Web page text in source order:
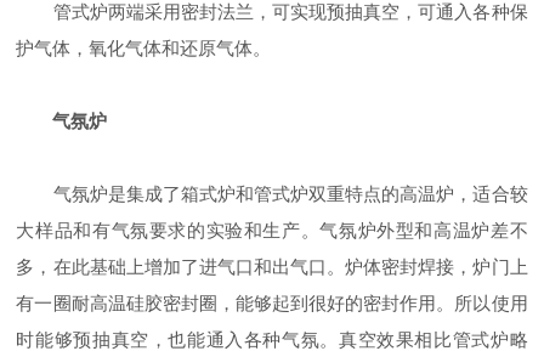
管式炉两端采用密封法兰，可实现预抽真空，可通入各种保
护气体，氧化气体和还原气体。
气氛炉
气氛炉是集成了箱式炉和管式炉双重特点的高温炉，适合较
大样品和有气氛要求的实验和生产。气氛炉外型和高温炉差不
多，在此基础上增加了进气口和出气口。炉体密封焊接，炉门上
有一圈耐高温硅胶密封圈，能够起到很好的密封作用。所以使用
时能够预抽真空，也能通入各种气氛。真空效果相比管式炉略